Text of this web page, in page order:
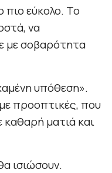
πιο εύκολο. Το
να
με σοβαρότητα
υπόθεση».
προοπτικές, που
καθαρή ματιά και
ισιώσουν.